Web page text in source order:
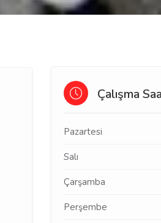
Çalışma
Pazartesi
Salı
Çarşamba
Perşembe